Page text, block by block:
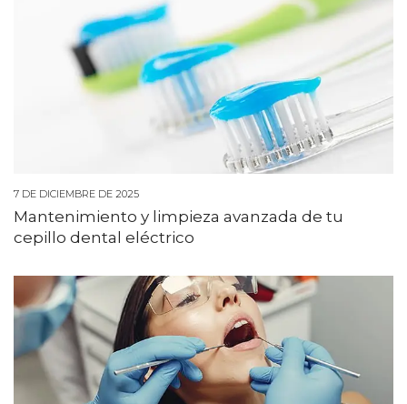
7 DE DICIEMBRE DE 2025
Mantenimiento y limpieza avanzada de tu
cepillo dental eléctrico